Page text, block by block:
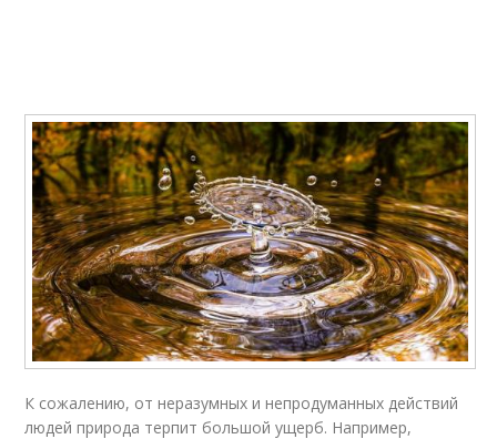
К сожалению, от неразумных и непродуманных действий
людей природа терпит большой ущерб. Например,